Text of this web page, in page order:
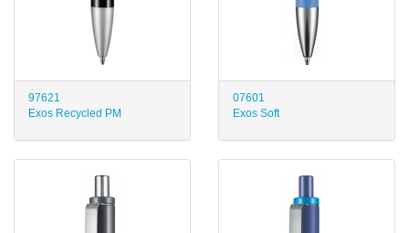
97621
Exos Recycled PM
07601
Exos Soft